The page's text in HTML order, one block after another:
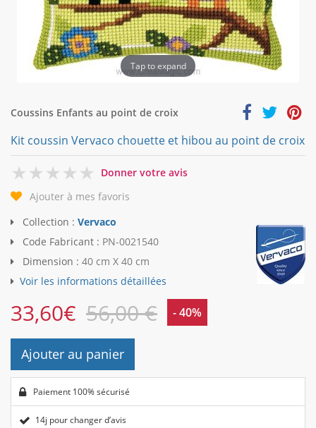
Tap to expand
Coussins Enfants au point de croix
Kit coussin Vervaco chouette et hibou au point de croix
0
Donner votre avis
Ajouter à mes favoris
Collection : Vervaco
Code Fabricant : PN-0021540
Dimension : 40 cm X 40 cm
Voir les informations détaillées
33,60€ 56,00 € - 40%
Ajouter au panier
Paiement 100% sécurisé
14j pour changer d’avis